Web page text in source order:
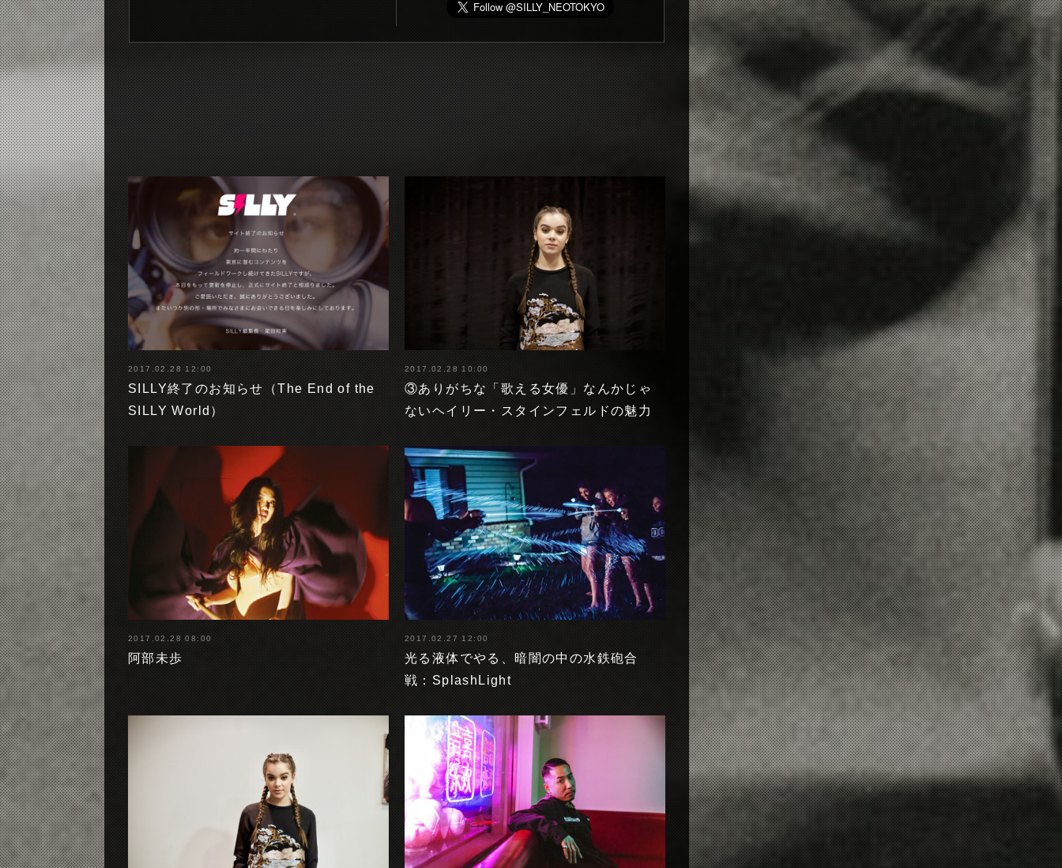
2017.02.28 12:00
SILLY終了のお知らせ（The End of the
SILLY World）
2017.02.28 10:00
③ありがちな「歌える女優」なんかじゃ
ないヘイリー・スタインフェルドの魅力
2017.02.28 08:00
阿部未歩
2017.02.27 12:00
光る液体でやる、暗闇の中の水鉄砲合
戦：SplashLight